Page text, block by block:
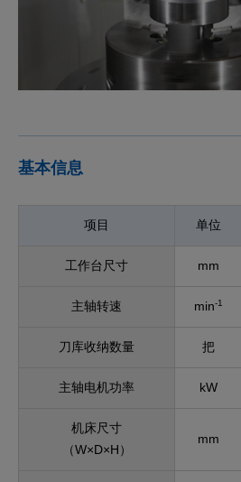
基本信息
项目 单位
工作台尺寸 mm
主轴转速 min-1
刀库收纳数量 把
主轴电机功率 kW
机床尺寸
（W×D×H）
mm